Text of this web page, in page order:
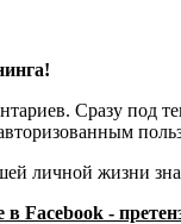
Сразу под
личной жизни
в Facebook -